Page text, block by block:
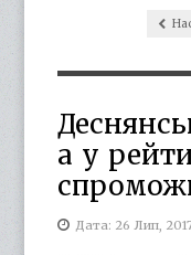
а у
Дата: 26 Лип,